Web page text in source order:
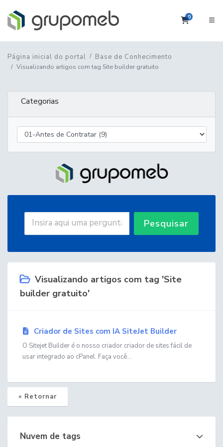
0Carrinho
Página inicial do portal Base de Conhecimento
Visualizando artigos com tag Site builder gratuito
Categorias
Pesquisar
Visualizando artigos com tag 'Site
builder gratuito'
Criador de Sites com IA SiteJet Builder
O Sitejet Builder é o nosso criador criador de sites fácil de
usar integrado ao cPanel. Faça você...
« Retornar
Nuvem de tags